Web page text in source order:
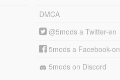
DMCA
@5mods a Twitter-en
5mods a Facebook-on
5mods on Discord